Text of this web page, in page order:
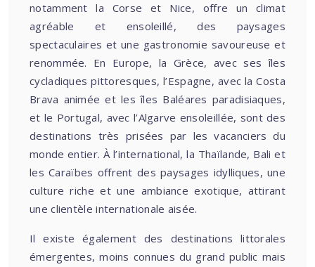
notamment la Corse et Nice, offre un climat
agréable et ensoleillé, des paysages
spectaculaires et une gastronomie savoureuse et
renommée. En Europe, la Grèce, avec ses îles
cycladiques pittoresques, l’Espagne, avec la Costa
Brava animée et les îles Baléares paradisiaques,
et le Portugal, avec l’Algarve ensoleillée, sont des
destinations très prisées par les vacanciers du
monde entier. À l’international, la Thaïlande, Bali et
les Caraïbes offrent des paysages idylliques, une
culture riche et une ambiance exotique, attirant
une clientèle internationale aisée.
Il existe également des destinations littorales
émergentes, moins connues du grand public mais